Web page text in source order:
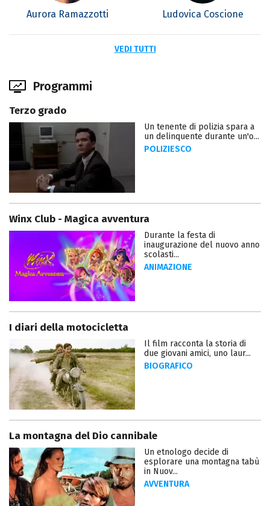
Aurora Ramazzotti Ludovica Coscione
VEDI TUTTI
Programmi
Terzo grado
Un tenente di polizia spara a
un delinquente durante un'o...
POLIZIESCO
Winx Club - Magica avventura
Durante la festa di
inaugurazione del nuovo anno
scolasti...
ANIMAZIONE
I diari della motocicletta
Il film racconta la storia di
due giovani amici, uno laur...
BIOGRAFICO
La montagna del Dio cannibale
Un etnologo decide di
esplorare una montagna tabù
in Nuov...
AVVENTURA